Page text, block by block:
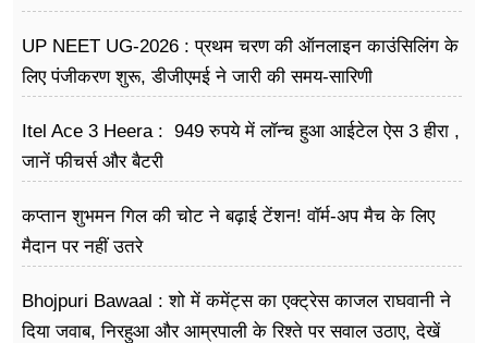
UP NEET UG-2026 : प्रथम चरण की ऑनलाइन काउंसिलिंग के
लिए पंजीकरण शुरू, डीजीएमई ने जारी की समय-सारिणी
Itel Ace 3 Heera : 949 रुपये में लॉन्च हुआ आईटेल ऐस 3 हीरा ,
जानें फीचर्स और बैटरी
कप्तान शुभमन गिल की चोट ने बढ़ाई टेंशन! वॉर्म-अप मैच के लिए
मैदान पर नहीं उतरे
Bhojpuri Bawaal : शो में कमेंट्स का एक्ट्रेस काजल राघवानी ने
दिया जवाब, निरहुआ और आम्रपाली के रिश्ते पर सवाल उठाए, देखें